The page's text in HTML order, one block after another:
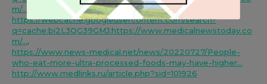
m/...
https://webcache.googleusercontent.com/search?
q=cache:bi2L3QG39GMJ:https://www.medicalnewstoday.co
m/....
https://www.news-medical.net/news/20220727/People-
who-eat-more-ultra-processed-foods-may-have-higher...
http://www.medlinks.ru/article.php?sid=101926